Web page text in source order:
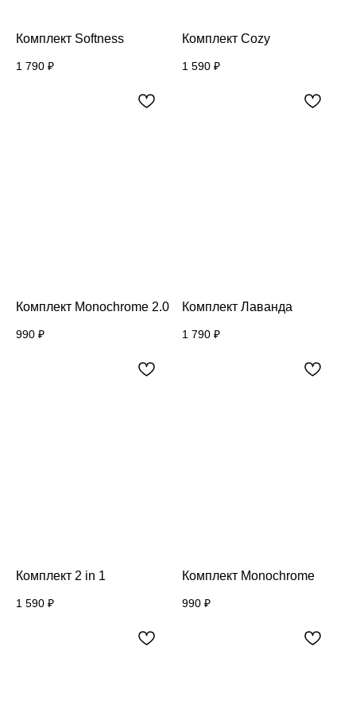
Комплект Softness
1 790 ₽
Комплект Cozy
1 590 ₽
Комплект Monochrome 2.0
990 ₽
Комплект Лаванда
1 790 ₽
Комплект 2 in 1
1 590 ₽
Комплект Monochrome
990 ₽